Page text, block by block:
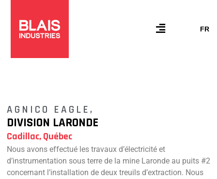
content
Flyout
FR
AGNICO EAGLE,
DIVISION LARONDE
Cadillac, Québec
Nous avons effectué les travaux d’électricité et
d’instrumentation sous terre de la mine Laronde au puits #2
concernant l’installation de deux treuils d’extraction. Nous